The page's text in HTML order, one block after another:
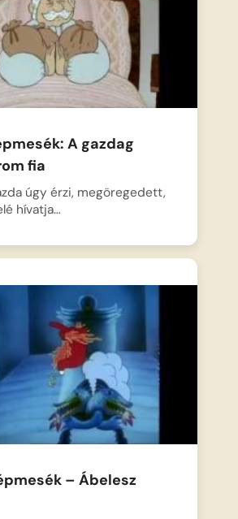
A gazdag
fia
úgy érzi, megöregedett,
hívatja…
– Ábelesz